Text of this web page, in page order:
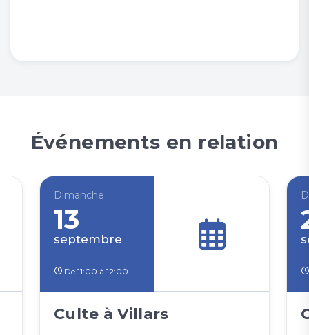
Événements en relation
Dimanche
13
septembre
De 11:00 à 12:00
Culte à Villars